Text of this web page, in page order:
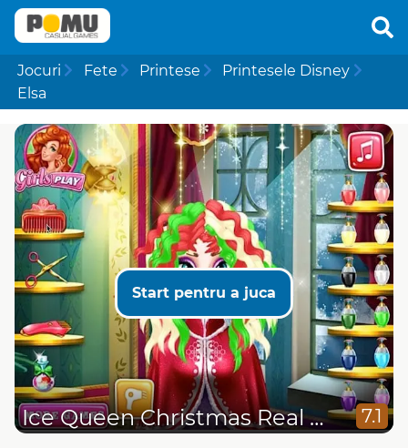
Jocuri Fete Printese
Printesele Disney
Elsa
Start pentru a juca
Ice Queen Christmas Real Haircuts 7.1